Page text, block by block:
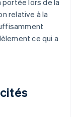
portée lors de la
relative à la
ce qui a